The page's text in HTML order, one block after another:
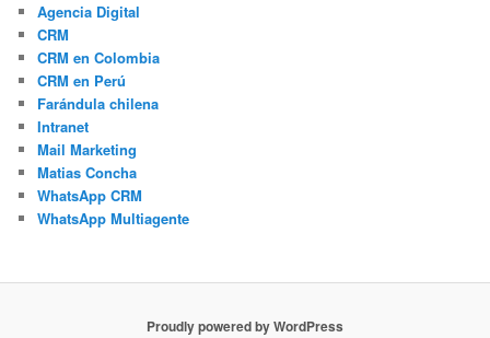
Agencia Digital
CRM
CRM en Colombia
CRM en Perú
Farándula chilena
Intranet
Mail Marketing
Matias Concha
WhatsApp CRM
WhatsApp Multiagente
Proudly powered by WordPress